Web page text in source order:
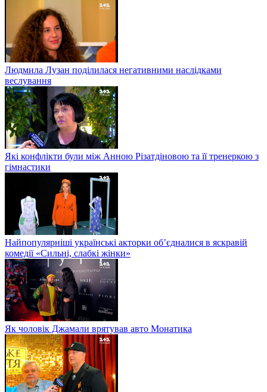
Людмила Лузан поділилася негативними наслідками
веслування
Які конфлікти були між Анною Різатдіновою та її тренеркою з
гімнастики
Найпопулярніші українські акторки об’єдналися в яскравій
комедії «Сильні, слабкі жінки»
Як чоловік Джамали врятував авто Монатика